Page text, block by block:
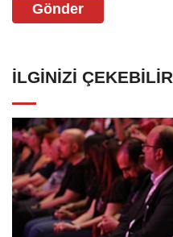
Gönder
İLGINIZI ÇEKEBILIR